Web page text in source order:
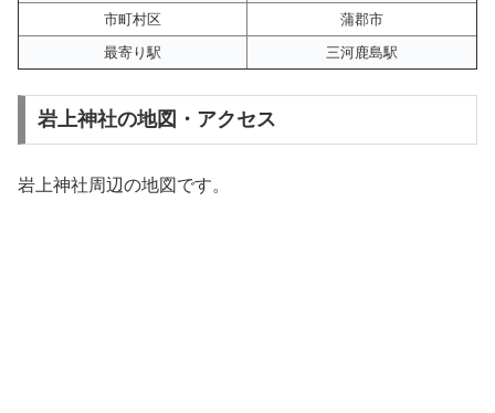
市町村区
蒲郡市
最寄り駅
三河鹿島駅
岩上神社の地図・アクセス
岩上神社周辺の地図です。